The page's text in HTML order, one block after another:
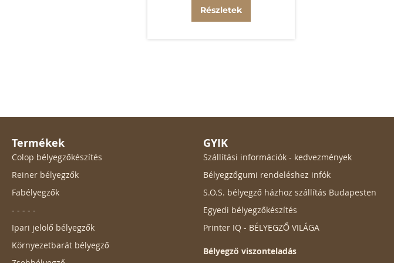
Részletek
Termékek
Colop bélyegzőkészítés
Reiner bélyegzők
Fabélyegzők
- - - - -
Ipari jelölő bélyegzők
Környezetbarát bélyegző
GYIK
Szállítási információk - kedvezmények
Bélyegzőgumi rendeléshez infók
S.O.S. bélyegző házhoz szállítás Budapesten
Egyedi bélyegzőkészítés
Printer IQ - BÉLYEGZŐ VILÁGA
Bélyegző viszonteladás